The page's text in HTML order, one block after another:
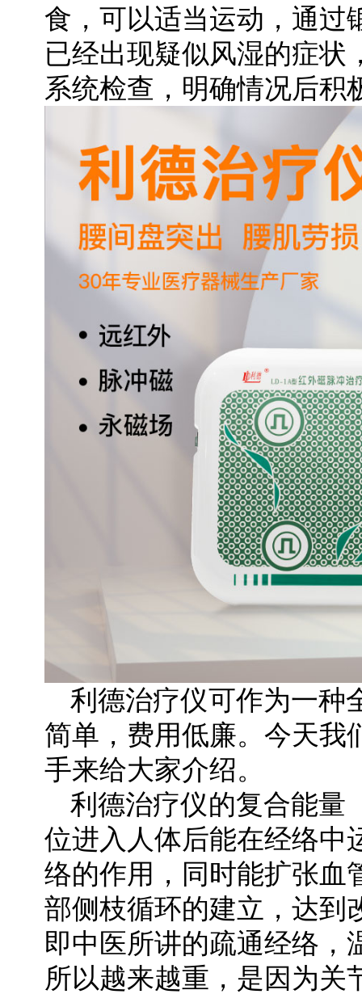
食，可以适当运动，通过
已经出现疑似风湿的症状
系统检查，明确情况后积
利德治疗仪可作为一种
简单，费用低廉。今天我
手来给大家介绍。
利德治疗仪的复合能量
位进入人体后能在经络中
络的作用，同时能扩张血
部侧枝循环的建立，达到
即中医所讲的疏通经络，
所以越来越重，是因为关